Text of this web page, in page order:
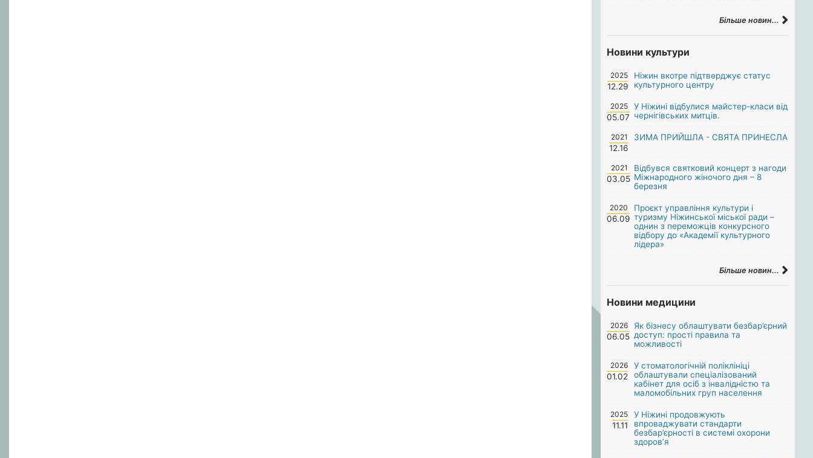
Більше новин...
Новини культури
2025
12.29
Ніжин вкотре підтверджує статус
культурного центру
2025
05.07
У Ніжині відбулися майстер-класи від
чернігівських митців.
2021
12.16
ЗИМА ПРИЙШЛА - СВЯТА ПРИНЕСЛА
2021
03.05
Відбувся святковий концерт з нагоди
Міжнародного жіночого дня – 8
березня
2020
06.09
Проєкт управління культури і
туризму Ніжинської міської ради –
однин з переможців конкурсного
відбору до «Академії культурного
лідера»
Більше новин...
Новини медицини
2026
06.05
Як бізнесу облаштувати безбар’єрний
доступ: прості правила та
можливості
2026
01.02
У стоматологічній поліклініці
облаштували спеціалізований
кабінет для осіб з інвалідністю та
маломобільних груп населення
2025
11.11
У Ніжині продовжують
впроваджувати стандарти
безбар’єрності в системі охорони
здоров’я